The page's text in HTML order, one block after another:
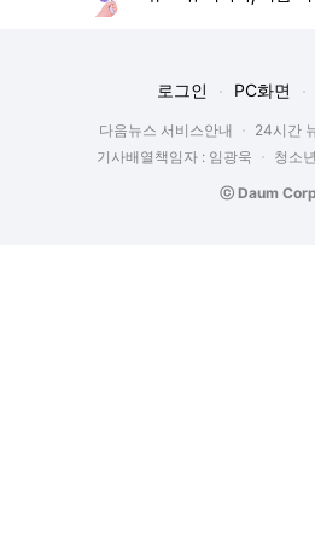
로그인 PC화면
다음뉴스 서비스안내 24시간
기사배열책임자 : 임광욱
청소
ⓒ Daum